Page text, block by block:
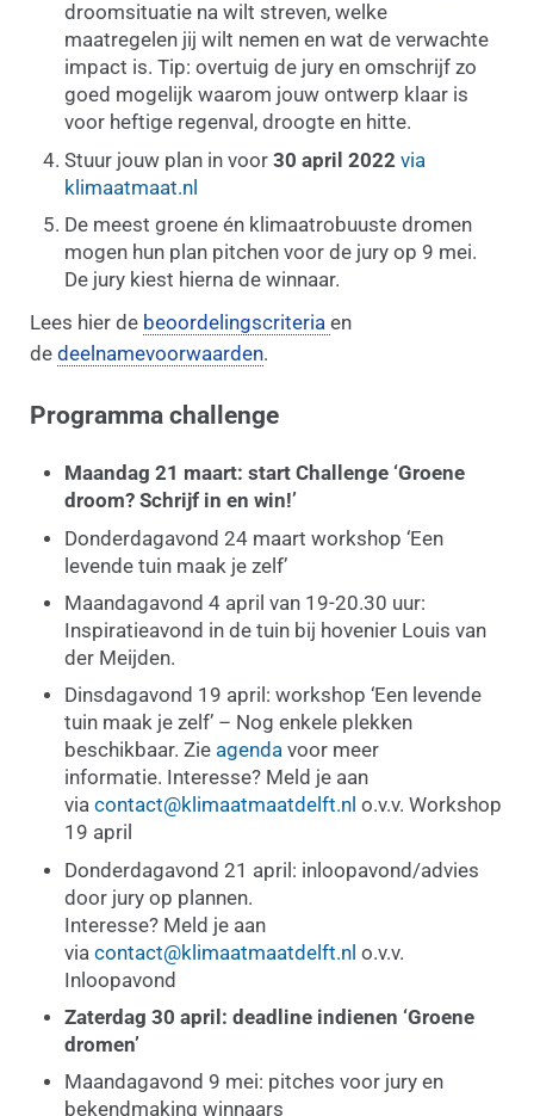
droomsituatie na wilt streven, welke
maatregelen jij wilt nemen en wat de verwachte
impact is. Tip: overtuig de jury en omschrijf zo
goed mogelijk waarom jouw ontwerp klaar is
voor heftige regenval, droogte en hitte.
Stuur jouw plan in voor30 april 2022 via
klimaatmaat.nl
De meest groene én klimaatrobuuste dromen
mogen hun plan pitchen voor de jury op 9 mei.
De jury kiest hierna de winnaar.
Lees hier de beoordelingscriteria en
de deelnamevoorwaarden.
Programma challenge
Maandag 21 maart: start Challenge ‘Groene
droom? Schrijf in en win!’
Donderdagavond 24 maart workshop ‘Een
levende tuin maak je zelf’
Maandagavond 4 april van 19-20.30 uur:
Inspiratieavond in de tuin bij hovenier Louis van
der Meijden.
Dinsdagavond 19 april: workshop ‘Een levende
tuin maak je zelf’ – Nog enkele plekken
beschikbaar. Zie agenda voor meer
informatie. Interesse? Meld je aan
viacontact@klimaatmaatdelft.nl o.v.v. Workshop
19 april
Donderdagavond 21 april: inloopavond/advies
door jury op plannen.
Interesse? Meld je aan
viacontact@klimaatmaatdelft.nl o.v.v.
Inloopavond
Zaterdag 30 april: deadline indienen ‘Groene
dromen’
Maandagavond 9 mei: pitches voor jury en
bekendmaking winnaars